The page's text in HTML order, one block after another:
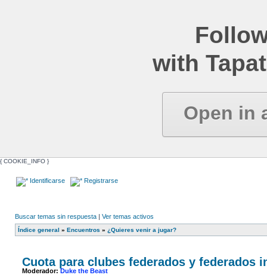
with
Open in
{ COOKIE_INFO }
Identificarse Registrarse
Buscar temas sin respuesta | Ver temas activos
Índice general » Encuentros » ¿Quieres venir a jugar?
Cuota para clubes federados y federados
Moderador:Duke the Beast